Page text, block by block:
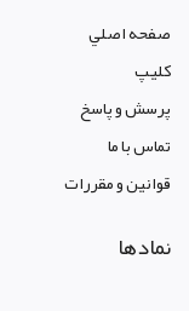
صفحه اصلي
کليپ
پرسش و پاسخ
تماس با ما
قوانين و مقررات
نمادها